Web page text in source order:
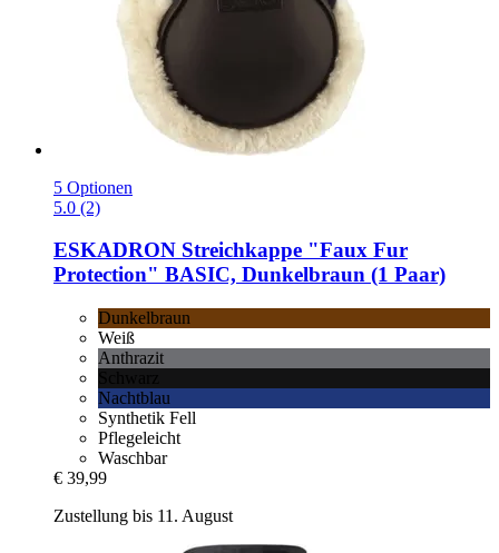
5 Optionen
5.0 (2)
ESKADRON Streichkappe "Faux Fur
Protection" BASIC, Dunkelbraun (1 Paar)
Dunkelbraun
Weiß
Anthrazit
Nachtblau
Synthetik Fell
Pflegeleicht
Waschbar
€ 39,99
Zustellung bis 11. August